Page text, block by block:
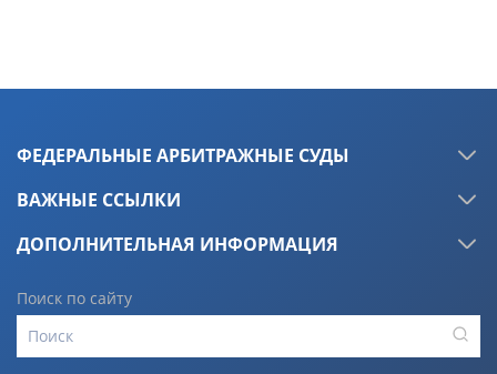
ФЕДЕРАЛЬНЫЕ АРБИТРАЖНЫЕ СУДЫ
ВАЖНЫЕ ССЫЛКИ
ДОПОЛНИТЕЛЬНАЯ ИНФОРМАЦИЯ
Поиск по сайту